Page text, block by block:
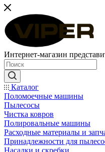
Интернет-магазин
Каталог
Поломоечные машины
Пылесосы
Чистка ковров
Полировальные машины
Расходные материалы и
Принадлежности для
Насадки и скребки